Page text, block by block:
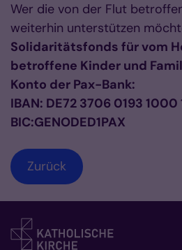
Wer die von der Flut
weiterhin unterstützen
Solidaritätsfonds für vom
betroffene Kinder und
Konto der Pax-Bank:
IBAN: DE72 3706 0193
BIC:GENODED1PAX
Zurück